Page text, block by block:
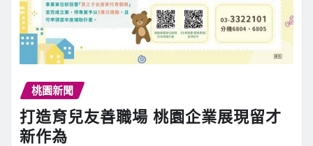
桃園新聞
打造育兒友善職場 桃園企業展現留才
新作為